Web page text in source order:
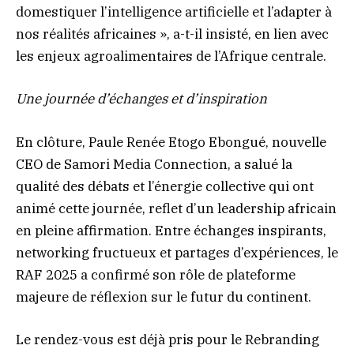
domestiquer l’intelligence artificielle et l’adapter à
nos réalités africaines », a-t-il insisté, en lien avec
les enjeux agroalimentaires de l’Afrique centrale.
Une journée d’échanges et d’inspiration
En clôture, Paule Renée Etogo Ebongué, nouvelle
CEO de Samori Media Connection, a salué la
qualité des débats et l’énergie collective qui ont
animé cette journée, reflet d’un leadership africain
en pleine affirmation. Entre échanges inspirants,
networking fructueux et partages d’expériences, le
RAF 2025 a confirmé son rôle de plateforme
majeure de réflexion sur le futur du continent.
Le rendez-vous est déjà pris pour le Rebranding